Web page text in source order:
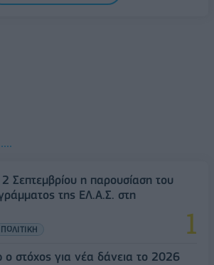
2 Σεπτεμβρίου η παρουσίαση του
της ΕΛ.Α.Σ. στη
ΠΟΛΙΤΙΚΗ
στόχος για νέα δάνεια το 2026